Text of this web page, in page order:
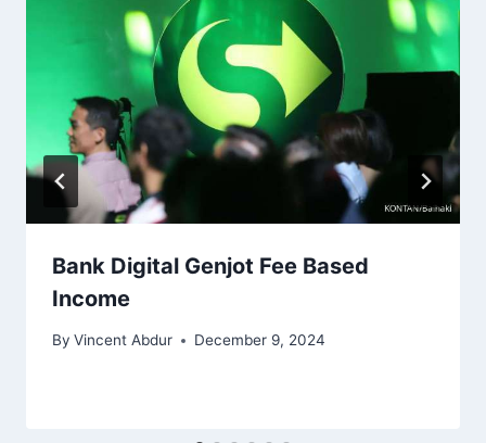
Bank Digital Genjot Fee Based
Income
By Vincent Abdur December 9, 2024